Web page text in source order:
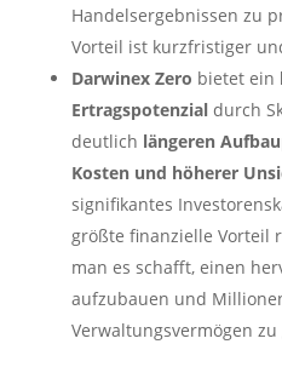
Handelsergebnissen zu
Vorteil ist kurzfristiger
Darwinex Zero bietet ein
Ertragspotenzialdurch
deutlich längeren
Kosten und höherer
signifikantes
größte finanzielle Vorteil
man es schafft, einen
aufzubauen und
Verwaltungsvermögen